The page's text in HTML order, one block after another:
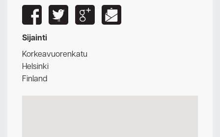
Sijainti
Korkeavuorenkatu
Helsinki
Finland